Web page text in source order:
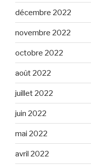
décembre 2022
novembre 2022
octobre 2022
août 2022
juillet 2022
juin 2022
mai 2022
avril 2022